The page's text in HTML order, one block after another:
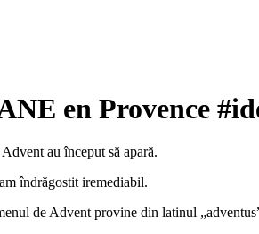
en Provence
au început să apară.
îndrăgostit iremediabil.
de Advent provine din latinul